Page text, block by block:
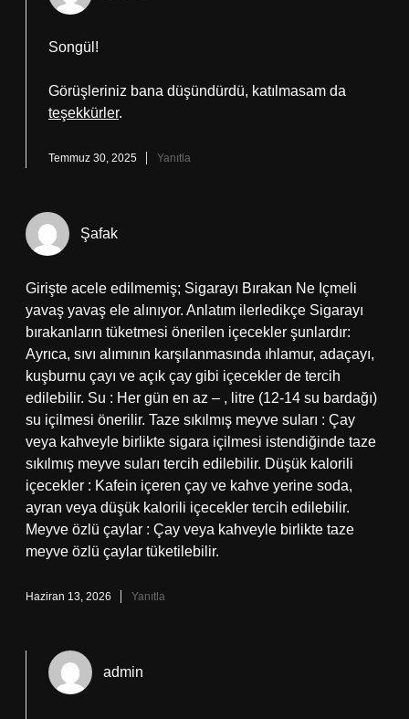
Songül!
Görüşleriniz bana düşündürdü, katılmasam da
teşekkürler.
Temmuz 30, 2025 Yanıtla
Şafak
Girişte acele edilmemiş; Sigarayı Bırakan Ne Içmeli
yavaş yavaş ele alınıyor. Anlatım ilerledikçe Sigarayı
bırakanların tüketmesi önerilen içecekler şunlardır:
Ayrıca, sıvı alımının karşılanmasında ıhlamur, adaçayı,
kuşburnu çayı ve açık çay gibi içecekler de tercih
edilebilir. Su : Her gün en az – , litre (12-14 su bardağı)
su içilmesi önerilir. Taze sıkılmış meyve suları : Çay
veya kahveyle birlikte sigara içilmesi istendiğinde taze
sıkılmış meyve suları tercih edilebilir. Düşük kalorili
içecekler : Kafein içeren çay ve kahve yerine soda,
ayran veya düşük kalorili içecekler tercih edilebilir.
Meyve özlü çaylar : Çay veya kahveyle birlikte taze
meyve özlü çaylar tüketilebilir.
Haziran 13, 2026 Yanıtla
admin